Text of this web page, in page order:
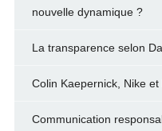
nouvelle dynamique ?
La transparence selon
Colin Kaepernick, Nike
Communication